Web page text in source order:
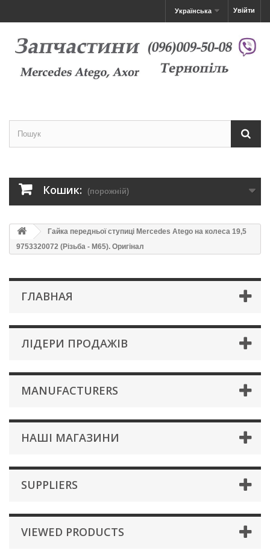
Увійти
Українська
Кошик: (порожній)
Гайка передньої ступиці Mercedes Atego на колеса 19,5
9753320072 (Різьба - M65). Оригінал
ГЛАВНАЯ
ЛІДЕРИ ПРОДАЖІВ
MANUFACTURERS
НАШІ МАГАЗИНИ
SUPPLIERS
VIEWED PRODUCTS